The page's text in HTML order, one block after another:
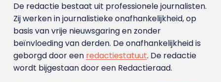
De redactie bestaat uit professionele journalisten.
Zij werken in journalistieke onafhankelijkheid, op
basis van vrije nieuwsgaring en zonder
beïnvloeding van derden. De onafhankelijkheid is
geborgd door een redactiestatuut. De redactie
wordt bijgestaan door een Redactieraad.